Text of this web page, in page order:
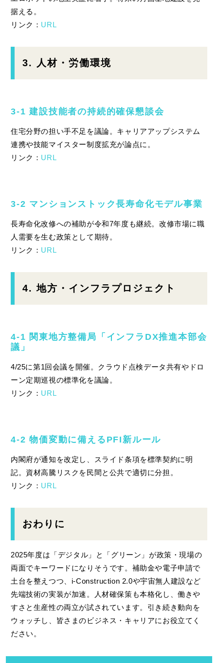
据える。
リンク： URL
3. 人材・労働環境
3‑1 建設技能者の持続的確保懇談会
住宅分野の担い手不足を議論。キャリアアップシステム
連携や技能マイスター制度拡充が論点に。
リンク： URL
3‑2 マンションストック長寿命化モデル事業
長寿命化改修への補助が令和7年度も継続。改修市場に職
人需要を生む政策として期待。
リンク： URL
4. 地方・インフラプロジェクト
4‑1 関東地方整備局「インフラDX推進本部会
議」
4/25に第1回会議を開催。クラウド点検データ共有やドロ
ーン定期巡視の標準化を議論。
リンク： URL
4‑2 物価変動に備えるPFI新ルール
内閣府が通知を改定し、スライド条項を標準契約に明
記。資材高騰リスクを民間と公共で適切に分担。
リンク： URL
おわりに
2025年度は「デジタル」と「グリーン」が政策・現場の
両面でキーワードになりそうです。補助金や電子申請で
土台を整えつつ、i‑Construction 2.0や宇宙無人建設など
先端技術の実装が加速。人材確保策も本格化し、働きや
すさと生産性の両立が試されています。引き続き動向を
ウォッチし、皆さまのビジネス・キャリアにお役立てく
ださい。